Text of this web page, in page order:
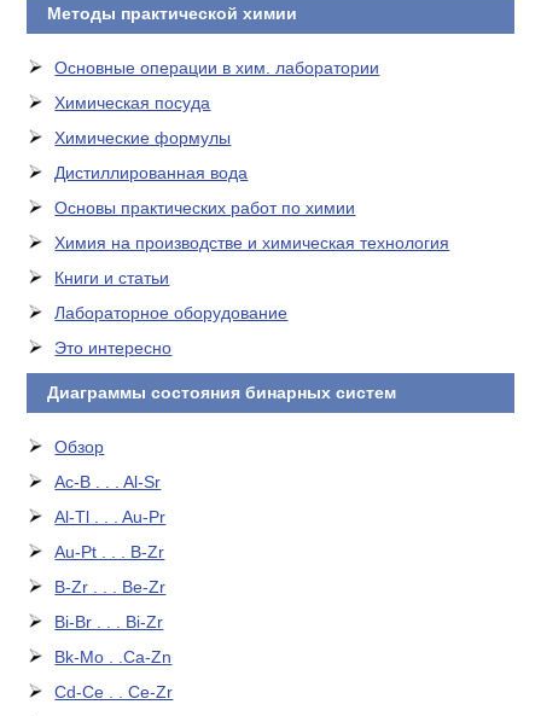
Методы практической химии
Основные операции в хим. лаборатории
Химическая посуда
Химические формулы
Дистиллированная вода
Основы практических работ по химии
Химия на производстве и химическая технология
Книги и статьи
Лабораторное оборудование
Это интересно
Диаграммы состояния бинарных систем
Обзор
Ac-B . . . Al-Sr
Al-Tl . . . Au-Pr
Au-Pt . . . B-Zr
B-Zr . . . Be-Zr
Bi-Br . . . Bi-Zr
Bk-Mo . .Ca-Zn
Cd-Ce . . Ce-Zr